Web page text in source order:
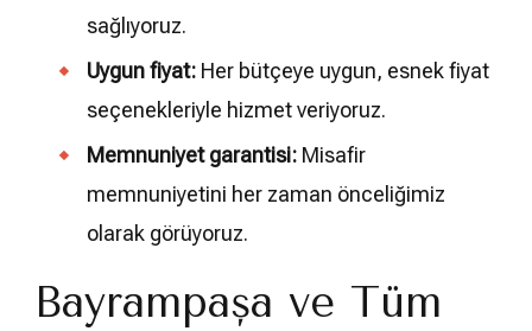
sağlıyoruz.
Uygun fiyat: Her bütçeye uygun, esnek fiyat
seçenekleriyle hizmet veriyoruz.
Memnuniyet garantisi: Misafir
memnuniyetini her zaman önceliğimiz
olarak görüyoruz.
Bayrampaşa ve Tüm